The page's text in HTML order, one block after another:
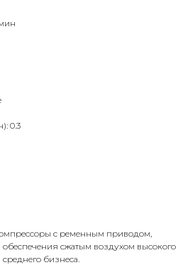
0.3
с ременным приводом,
сжатым воздухом высокого
бизнеса.